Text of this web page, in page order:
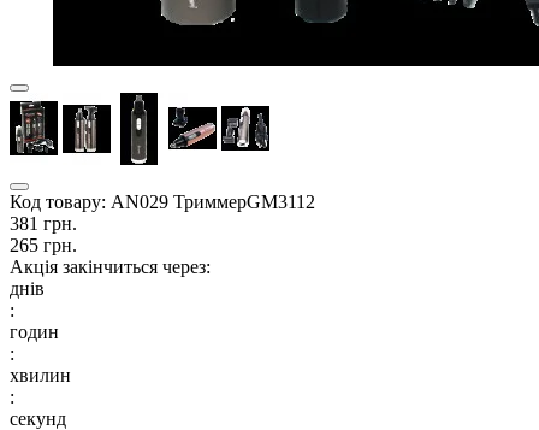
Код товару: AN029 ТриммерGM3112
381 грн.
265 грн.
Акція закінчиться через:
днів
:
годин
:
хвилин
:
секунд